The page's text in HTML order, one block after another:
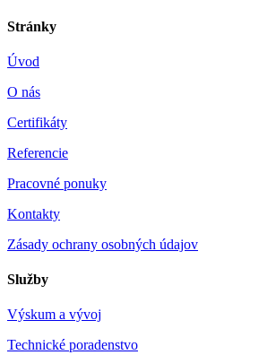
Stránky
Úvod
O nás
Certifikáty
Referencie
Pracovné ponuky
Kontakty
Zásady ochrany osobných údajov
Služby
Výskum a vývoj
Technické poradenstvo